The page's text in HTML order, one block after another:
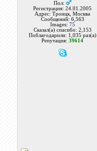
Пол:
Регистрация: 24.01.2005
Адрес: Троицк, Москва
Сообщений: 6,563
Images: 75
Сказал(а) спасибо: 2,153
Поблагодарили: 1,035 раз(а)
Репутация:39614